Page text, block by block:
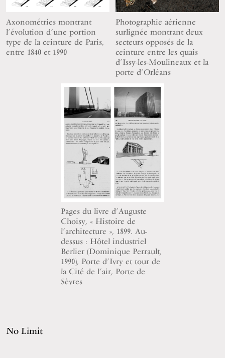
Axonométries montrant
l’évolution d’une portion
type de la ceinture de Paris,
entre 1840 et 1990
Photographie aérienne
surlignée montrant deux
secteurs opposés de la
ceinture entre les quais
d’Issy-les-Moulineaux et la
porte d’Orléans
Pages du livre d’Auguste
Choisy, « Histoire de
l’architecture », 1899. Au-
dessus : Hôtel industriel
Berlier (Dominique Perrault,
1990), Porte d’Ivry et tour de
la Cité de l’air, Porte de
Sèvres
No Limit